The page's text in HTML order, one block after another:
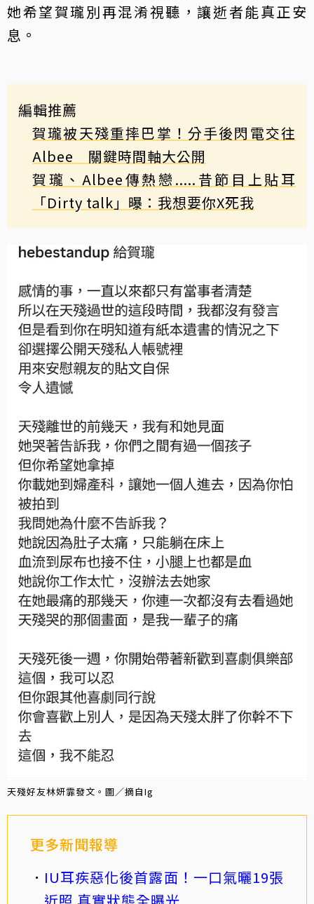
她希望賀瓏別再混淆視聽，讓逝者能真正安
息。
編輯推薦
賀瓏被天殘重摔巴掌！分手後閃電交往
Albee 關鍵時間軸大公開
賀瓏、Albee傳熱戀.....昔節目上貼耳
「Dirty talk」曝：我想要你X死我
天殘好友林妍霏發文。圖／摘自Ig
更多新聞報導
IU耳疾惡化後首露面！一口氣曬19張